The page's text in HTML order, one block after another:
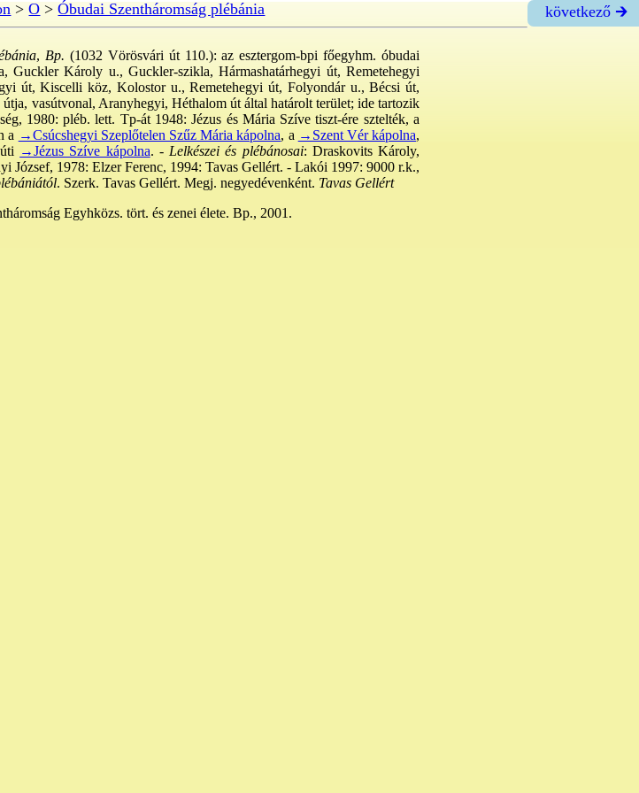
>O >Óbudai Szentháromság plébánia következő 🡲
, Bp. (1032 Vörösvári út 110.): az esztergom-bpi főegyhm. óbudai
Guckler Károly u., Guckler-szikla, Hármashatárhegyi út, Remetehegyi
út, Kiscelli köz, Kolostor u., Remetehegyi út, Folyondár u., Bécsi út,
vasútvonal, Aranyhegyi, Héthalom út által határolt terület; ide tartozik
1980: pléb. lett. Tp-át 1948: Jézus és Mária Szíve tiszt-ére sztelték, a
a →Csúcshegyi Szeplőtelen Szűz Mária kápolna, a →Szent Vér kápolna,
→Jézus Szíve kápolna. -Lelkészei és plébánosai: Draskovits Károly,
József, 1978: Elzer Ferenc, 1994: Tavas Gellért. - Lakói 1997: 9000 r.k.,
. Szerk. Tavas Gellért. Megj. negyedévenként. Tavas Gellért
Egyhközs. tört. és zenei élete. Bp., 2001.